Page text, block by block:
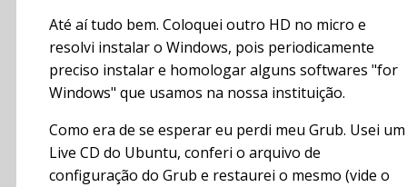
Até aí tudo bem. Coloquei outro HD no micro e
resolvi instalar o Windows, pois periodicamente
preciso instalar e homologar alguns softwares "for
Windows" que usamos na nossa instituição.
Como era de se esperar eu perdi meu Grub. Usei um
Live CD do Ubuntu, conferi o arquivo de
configuração do Grub e restaurei o mesmo (vide o